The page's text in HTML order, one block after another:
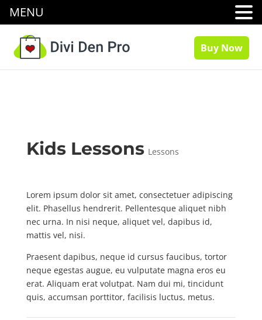
Buy Now
Kids Lessons Lessons
Lorem ipsum dolor sit amet, consectetuer adipiscing
elit. Phasellus hendrerit. Pellentesque aliquet nibh
nec urna. In nisi neque, aliquet vel, dapibus id,
mattis vel, nisi.
Praesent dapibus, neque id cursus faucibus, tortor
neque egestas augue, eu vulputate magna eros eu
erat. Aliquam erat volutpat. Nam dui mi, tincidunt
quis, accumsan porttitor, facilisis luctus, metus.
MENU